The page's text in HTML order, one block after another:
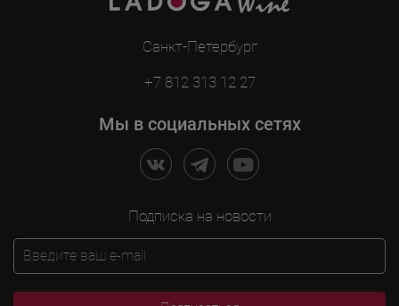
Санкт-Петербург
+7 812 313 12 27
Мы в социальных сетях
Подписка на новости